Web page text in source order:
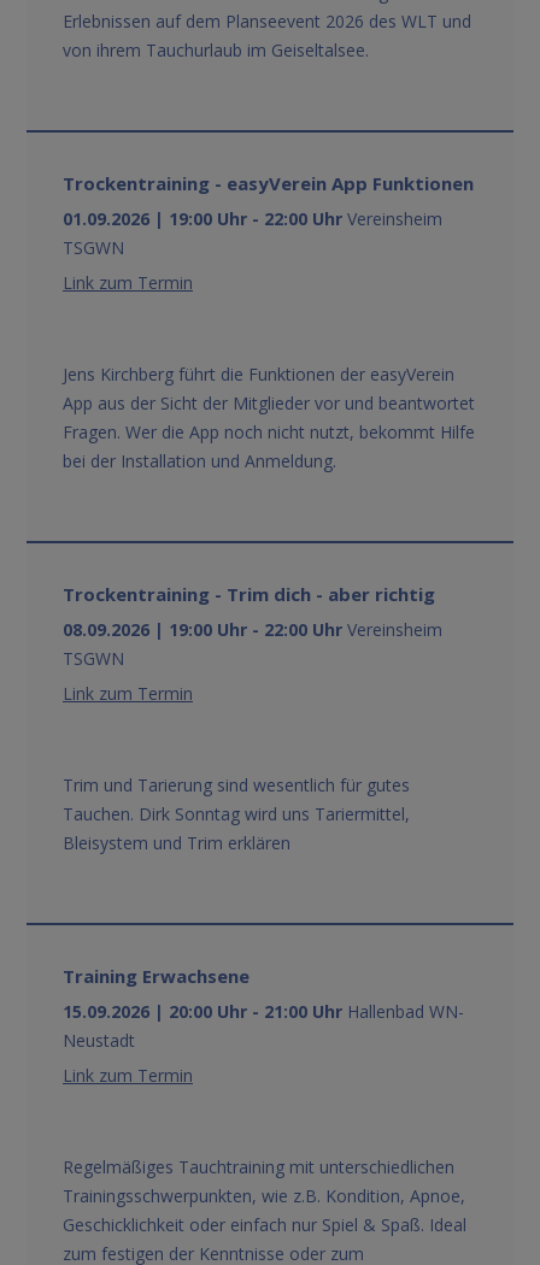
Erlebnissen auf dem Planseevent 2026 des WLT und
von ihrem Tauchurlaub im Geiseltalsee.
Trockentraining - easyVerein App Funktionen
01.09.2026 | 19:00 Uhr - 22:00 Uhr Vereinsheim
TSGWN
Link zum Termin
Jens Kirchberg führt die Funktionen der easyVerein
App aus der Sicht der Mitglieder vor und beantwortet
Fragen. Wer die App noch nicht nutzt, bekommt Hilfe
bei der Installation und Anmeldung.
Trockentraining - Trim dich - aber richtig
08.09.2026 | 19:00 Uhr - 22:00 Uhr Vereinsheim
TSGWN
Link zum Termin
Trim und Tarierung sind wesentlich für gutes
Tauchen. Dirk Sonntag wird uns Tariermittel,
Bleisystem und Trim erklären
Training Erwachsene
15.09.2026 | 20:00 Uhr - 21:00 Uhr Hallenbad WN-
Neustadt
Link zum Termin
Regelmäßiges Tauchtraining mit unterschiedlichen
Trainingsschwerpunkten, wie z.B. Kondition, Apnoe,
Geschicklichkeit oder einfach nur Spiel & Spaß. Ideal
zum festigen der Kenntnisse oder zum